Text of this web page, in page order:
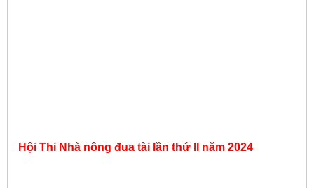
Hội Thi Nhà nông đua tài lần thứ II năm 2024